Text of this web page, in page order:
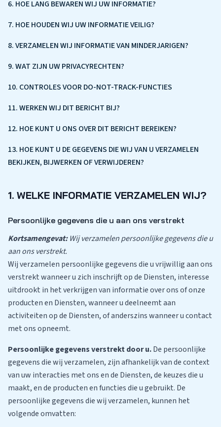
6. HOE LANG BEWAREN WIJ UW INFORMATIE?
7. HOE HOUDEN WIJ UW INFORMATIE VEILIG?
8. VERZAMELEN WIJ INFORMATIE VAN MINDERJARIGEN?
9. WAT ZIJN UW PRIVACYRECHTEN?
10. CONTROLES VOOR DO-NOT-TRACK-FUNCTIES
11. WERKEN WIJ DIT BERICHT BIJ?
12. HOE KUNT U ONS OVER DIT BERICHT BEREIKEN?
13. HOE KUNT U DE GEGEVENS DIE WIJ VAN U VERZAMELEN
BEKIJKEN, BIJWERKEN OF VERWIJDEREN?
1. WELKE INFORMATIE VERZAMELEN WIJ?
Persoonlijke gegevens die u aan ons verstrekt
Kortsamengevat: Wij verzamelen persoonlijke gegevens die u
aan ons verstrekt.
Wij verzamelen persoonlijke gegevens die u vrijwillig aan ons
verstrekt wanneer u zich inschrijft op de Diensten, interesse
uitdrookt in het verkrijgen van informatie over ons of onze
producten en Diensten, wanneer u deelneemt aan
activiteiten op de Diensten, of anderszins wanneer u contact
met ons opneemt.
Persoonlijke gegevens verstrekt door u.De persoonlijke
gegevens die wij verzamelen, zijn afhankelijk van de context
van uw interacties met ons en de Diensten, de keuzes die u
maakt, en de producten en functies die u gebruikt. De
persoonlijke gegevens die wij verzamelen, kunnen het
volgende omvatten: